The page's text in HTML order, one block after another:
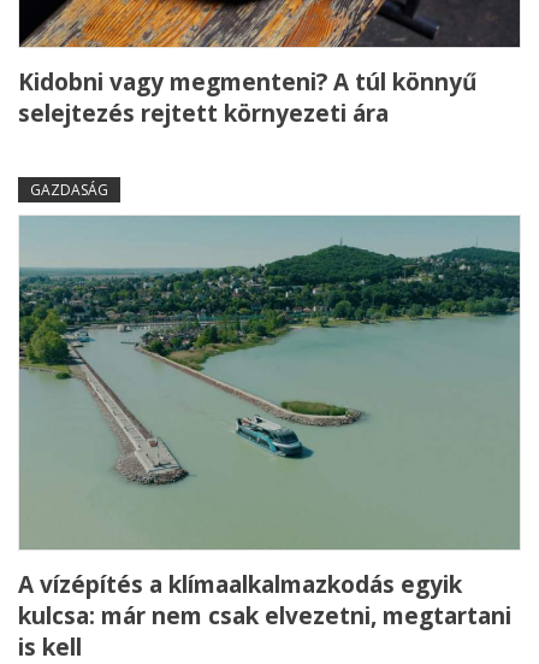
Kidobni vagy megmenteni? A túl könnyű
selejtezés rejtett környezeti ára
GAZDASÁG
A vízépítés a klímaalkalmazkodás egyik
kulcsa: már nem csak elvezetni, megtartani
is kell